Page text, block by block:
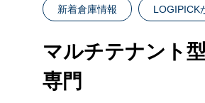
BUSINESS
わたしたちの事業について
新着倉庫情報 LOGIPICK
マルチテナント
専門